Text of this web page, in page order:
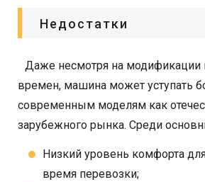
Недостатки
Даже несмотря на модификации
времен, машина может уступать
современным моделям как
зарубежного рынка. Среди
Низкий уровень комфорта
время перевозки;